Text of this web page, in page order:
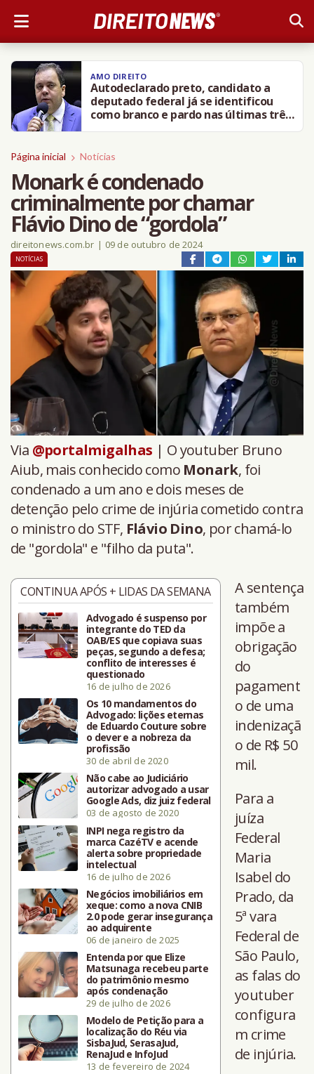
AMO DIREITO
Autodeclarado preto, candidato a
deputado federal já se identificou
como branco e pardo nas últimas três
eleições
Página inicial Notícias
Monark é condenado
criminalmente por chamar
Flávio Dino de “gordola”
direitonews.com.br | 09 de outubro de 2024
NOTÍCIAS
Via @portalmigalhas | O youtuber Bruno
Aiub, mais conhecido como Monark, foi
condenado a um ano e dois meses de
detenção pelo crime de injúria cometido contra
o ministro do STF, Flávio Dino, por chamá-lo
de "gordola" e "filho da puta".
CONTINUA APÓS + LIDAS DA SEMANA
Advogado é suspenso por
integrante do TED da
OAB/ES que copiava suas
peças, segundo a defesa;
conflito de interesses é
questionado
16 de julho de 2026
Os 10 mandamentos do
Advogado: lições eternas
de Eduardo Couture sobre
o dever e a nobreza da
profissão
30 de abril de 2020
Não cabe ao Judiciário
autorizar advogado a usar
Google Ads, diz juiz federal
03 de agosto de 2020
INPI nega registro da
marca CazéTV e acende
alerta sobre propriedade
intelectual
16 de julho de 2026
Negócios imobiliários em
xeque: como a nova CNIB
2.0 pode gerar insegurança
ao adquirente
06 de janeiro de 2025
Entenda por que Elize
Matsunaga recebeu parte
do patrimônio mesmo
após condenação
29 de julho de 2026
Modelo de Petição para a
localização do Réu via
SisbaJud, SerasaJud,
RenaJud e InfoJud
13 de fevereiro de 2024
A sentença
também
impõe a
obrigação
do
pagament
o de uma
indenizaçã
o de R$ 50
mil.
Para a
juíza
Federal
Maria
Isabel do
Prado, da
5ª vara
Federal de
São Paulo,
as falas do
youtuber
configura
m crime
de injúria.